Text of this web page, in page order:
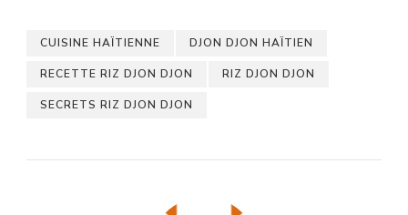
CUISINE HAÏTIENNE DJON DJON HAÏTIEN
RECETTE RIZ DJON DJON RIZ DJON DJON
SECRETS RIZ DJON DJON